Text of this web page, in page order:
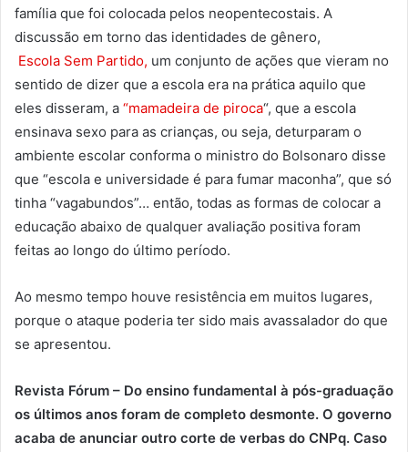
família que foi colocada pelos neopentecostais. A
discussão em torno das identidades de gênero,
Escola Sem Partido, um conjunto de ações que vieram no
sentido de dizer que a escola era na prática aquilo que
eles disseram, a “mamadeira de piroca“, que a escola
ensinava sexo para as crianças, ou seja, deturparam o
ambiente escolar conforma o ministro do Bolsonaro disse
que “escola e universidade é para fumar maconha”, que só
tinha “vagabundos”… então, todas as formas de colocar a
educação abaixo de qualquer avaliação positiva foram
feitas ao longo do último período.
Ao mesmo tempo houve resistência em muitos lugares,
porque o ataque poderia ter sido mais avassalador do que
se apresentou.
Revista Fórum – Do ensino fundamental à pós-graduação
os últimos anos foram de completo desmonte. O governo
acaba de anunciar outro corte de verbas do CNPq. Caso